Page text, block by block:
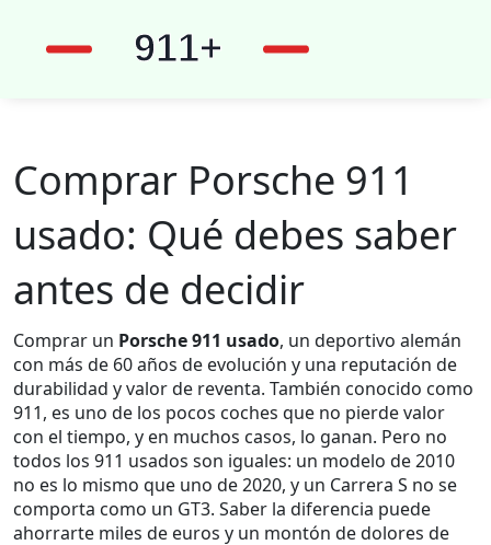
Comprar Porsche 911
usado: Qué debes saber
antes de decidir
Comprar un Porsche 911 usado, un deportivo alemán
con más de 60 años de evolución y una reputación de
durabilidad y valor de reventa. También conocido como
911, es uno de los pocos coches que no pierde valor
con el tiempo, y en muchos casos, lo ganan. Pero no
todos los 911 usados son iguales: un modelo de 2010
no es lo mismo que uno de 2020, y un Carrera S no se
comporta como un GT3. Saber la diferencia puede
ahorrarte miles de euros y un montón de dolores de